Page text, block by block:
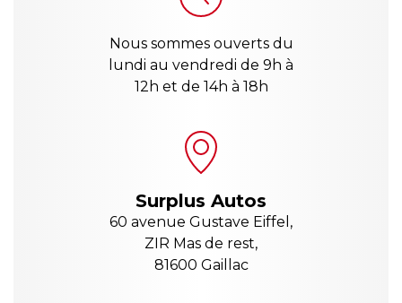
Nous sommes ouverts du
lundi au vendredi de 9h à
12h et de 14h à 18h
Surplus Autos
60 avenue Gustave Eiffel,
ZIR Mas de rest,
81600 Gaillac